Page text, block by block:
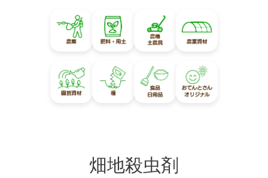
畑地殺虫剤